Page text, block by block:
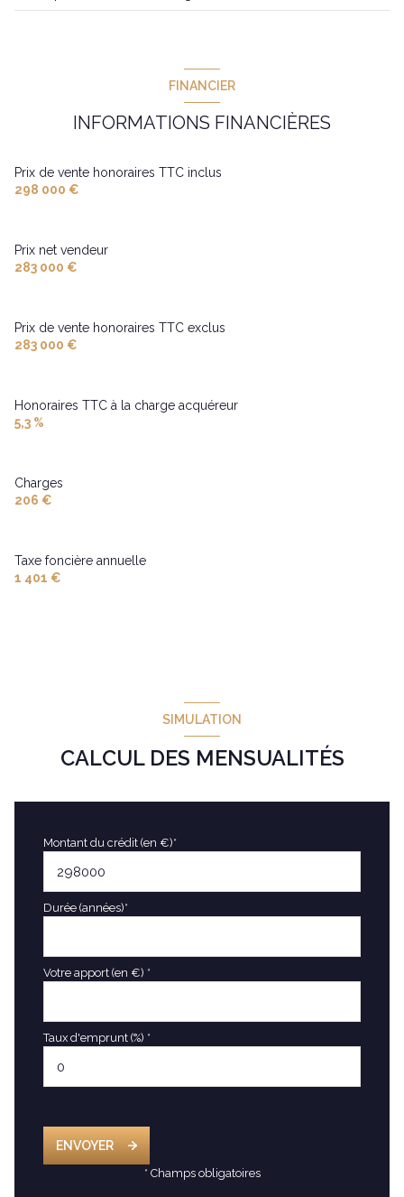
FINANCIER
INFORMATIONS FINANCIÈRES
Prix de vente honoraires TTC inclus
298 000 €
Prix net vendeur
283 000 €
Prix de vente honoraires TTC exclus
283 000 €
Honoraires TTC à la charge acquéreur
5,3 %
Charges
206 €
Taxe foncière annuelle
1 401 €
SIMULATION
CALCUL DES MENSUALITÉS
Montant du crédit (en €)*
Durée (années)*
Votre apport (en €) *
Taux d'emprunt (%) *
ENVOYER
* Champs obligatoires